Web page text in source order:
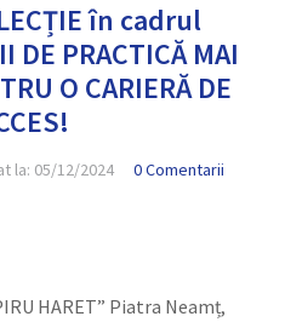
în cadrul
PRACTICĂ MAI
O CARIERĂ DE
la: 05/12/2024 0 Comentarii
HARET” Piatra Neamț,